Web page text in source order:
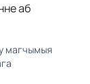
аб
магчымыя